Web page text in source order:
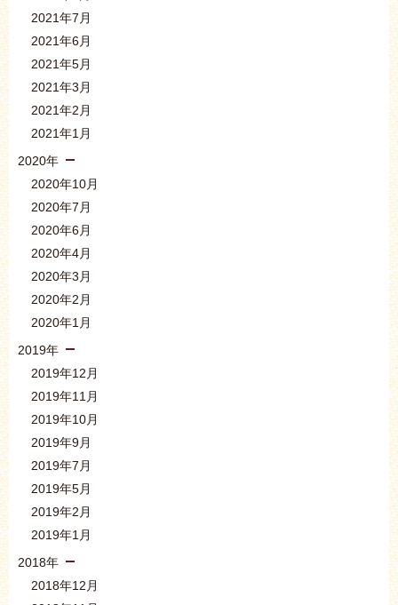
2021年7月
2021年6月
2021年5月
2021年3月
2021年2月
2021年1月
2020年
2020年10月
2020年7月
2020年6月
2020年4月
2020年3月
2020年2月
2020年1月
2019年
2019年12月
2019年11月
2019年10月
2019年9月
2019年7月
2019年5月
2019年2月
2019年1月
2018年
2018年12月